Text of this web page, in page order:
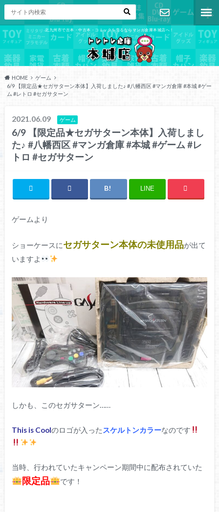
北九州市で古本・中古本・コミックを売るならマンガ倉庫本城店へ！
お問い合わ
せ
HOME
ゲーム
6/9 【限定品★セガサターン本体】入荷しました♪ #八幡西区 #マンガ倉庫 #本城 #ゲー
ム #レトロ #セガサターン
2021.06.09 ゲーム
6/9 【限定品★セガサターン本体】入荷しまし
た♪ #八幡西区 #マンガ倉庫 #本城 #ゲーム #レ
トロ #セガサターン
LINE
ゲームより
ショーケースにセガサターン本体の未使用品が出て
いますよ
しかも、このセガサターン……
This is Coolのロゴが入った スケルトンカラーなのです
当時、行われていたキャンペーン期間中に配布されていた
限定品 です！